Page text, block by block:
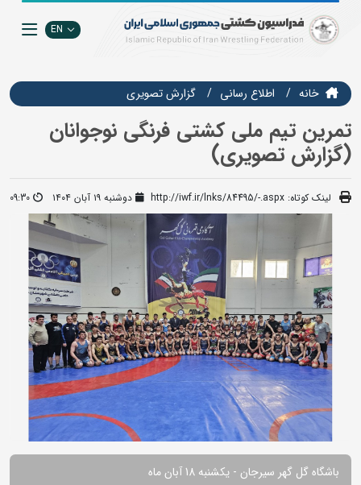
EN
خانه اطلاع رسانی گزارش تصويري
تمرین تیم ملی کشتی فرنگی نوجوانان
(گزارش تصویری)
لینک کوتاه: http://iwf.ir/lnks/84495/-.aspx دوشنبه ۱۹ آبان ۱۴۰۴ 09:30
باشگاه گل گهر سیرجان - یکشنبه 18 آبان ماه